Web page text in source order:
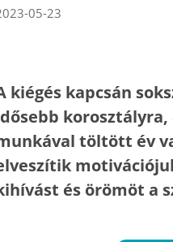
05-23
kiégés kapcsán
korosztályra,
töltött év
és örömöt a